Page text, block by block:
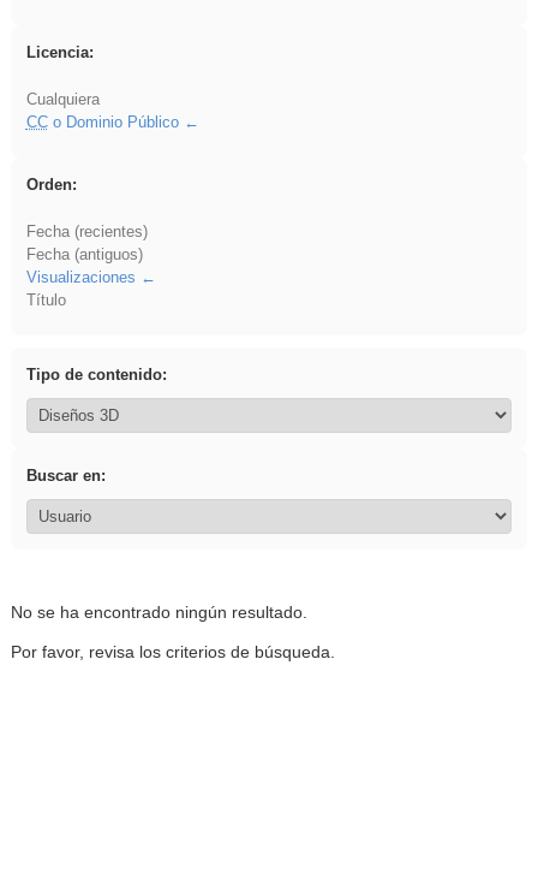
Licencia:
Cualquiera
CCo Dominio Público
Orden:
Fecha (recientes)
Fecha (antiguos)
Visualizaciones
Título
Tipo de contenido:
Buscar en:
No se ha encontrado ningún resultado.
Por favor, revisa los criterios de búsqueda.